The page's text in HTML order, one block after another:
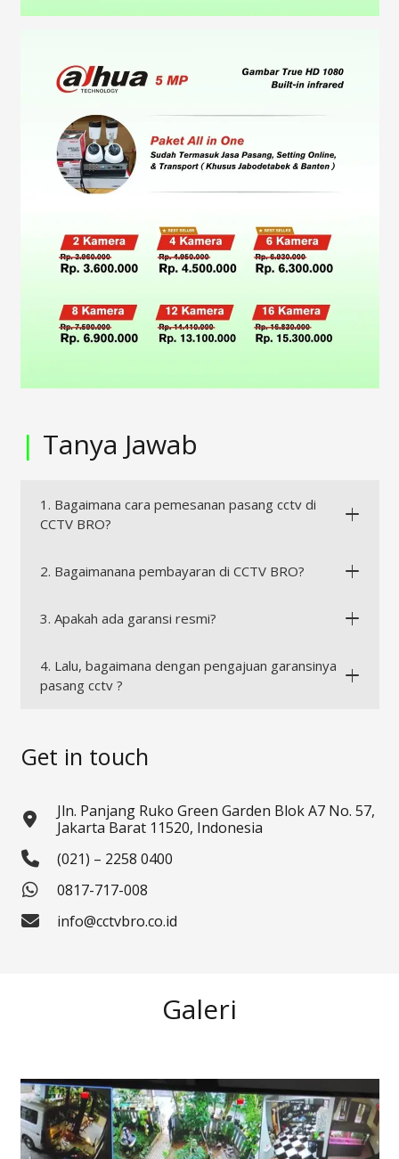
| Tanya Jawab
1. Bagaimana cara pemesanan pasang cctv di
CCTV BRO?
2. Bagaimanana pembayaran di CCTV BRO?
3. Apakah ada garansi resmi?
4. Lalu, bagaimana dengan pengajuan garansinya
pasang cctv ?
Get in touch
Jln. Panjang Ruko Green Garden Blok A7 No. 57,
Jakarta Barat 11520, Indonesia
(021) – 2258 0400
0817-717-008
info@cctvbro.co.id
Galeri